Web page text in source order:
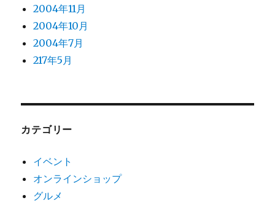
2004年11月
2004年10月
2004年7月
217年5月
カテゴリー
イベント
オンラインショップ
グルメ